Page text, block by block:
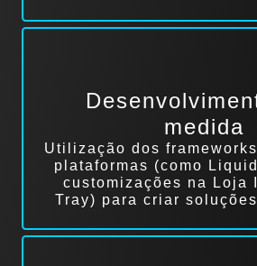
medida
Utilização dos
plataformas (como
customizações na Loja
Tray) para criar